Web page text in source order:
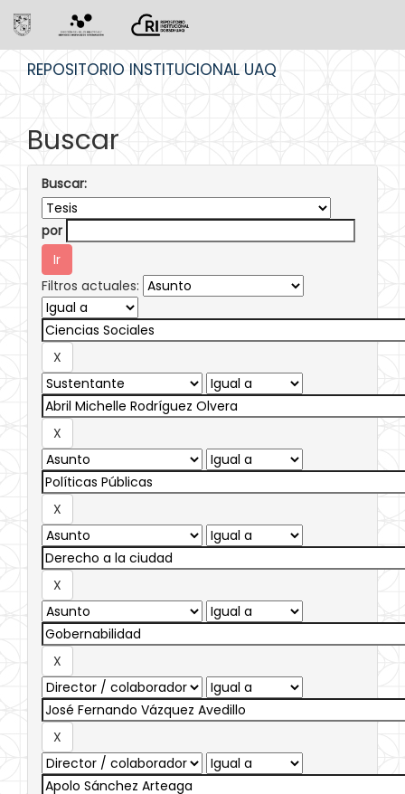
REPOSITORIO INSTITUCIONAL UAQ
Buscar
Buscar:
por
Filtros actuales: